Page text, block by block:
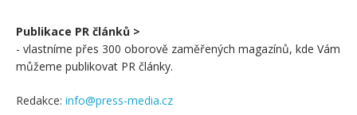
Publikace PR článků >
- vlastníme přes 300 oborově zaměřených magazínů, kde Vám
můžeme publikovat PR články.
Redakce: info@press-media.cz